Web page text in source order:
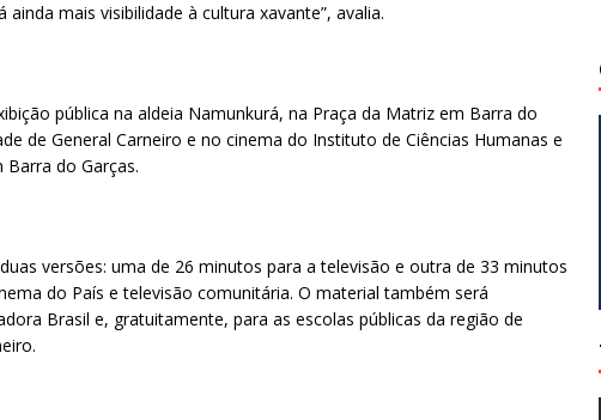
mais visibilidade à cultura xavante”, avalia.
pública na aldeia Namunkurá, na Praça da Matriz em Barra do
de General Carneiro e no cinema do Instituto de Ciências Humanas e
Barra do Garças.
versões: uma de 26 minutos para a televisão e outra de 33 minutos
do País e televisão comunitária. O material também será
Brasil e, gratuitamente, para as escolas públicas da região de